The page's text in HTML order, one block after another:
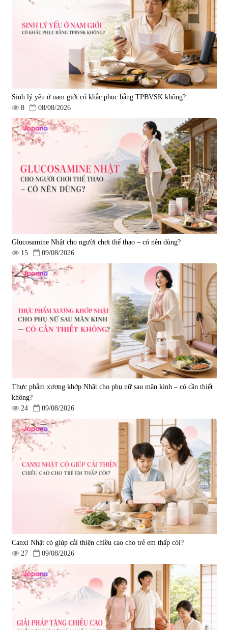
Nano NMN+ Peeling Gel
1.490.000 đ
mạch, ngừa tai biến Elastin Plus
& Nattokinase Hokoen 80 viên
|0
980.000 đ
Viên uống bổ gan Ribeto Shoji
Hepaclean 60 viên
690.000 đ
Viên uống hỗ trợ cải thiện thoát
vị đĩa đệm Kyoto Has 30 viên
|14.560
1.600.000 đ
Viên uống hỗ trợ giấc ngủ Fujina
Sleepy Nhật Bản 80 viên
Viên uống phòng ngừa & hỗ trợ
điều trị đột quỵ Biken Kinase
Gold 60 viên
|0
1.570.000 đ
Sinh lý yếu ở nam giới có khắc phục bằng TPBVSK không?
8
08/08/2026
Glucosamine Nhật cho người chơi thể thao – có nên dùng?
15
09/08/2026
Thực phẩm xương khớp Nhật cho phụ nữ sau mãn kinh – có cần thiết
không?
24
09/08/2026
Canxi Nhật có giúp cải thiện chiều cao cho trẻ em thấp còi?
27
09/08/2026